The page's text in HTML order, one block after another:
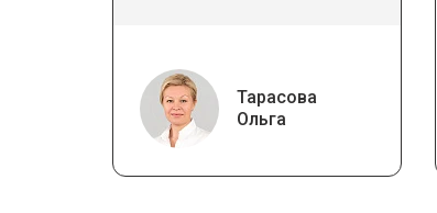
Тарасова
Ольга